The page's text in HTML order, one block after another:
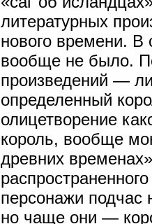
литературных
нового времени. В
вообще не было.
произведений —
определенный
олицетворение
король, вообще
древних
персонажи подчас
но чаще они —